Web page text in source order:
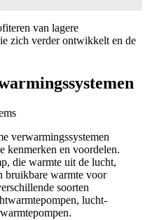
van lagere
zich verder ontwikkelt en de
verwarmingssystemen
kenmerken en voordelen.
die warmte uit de lucht,
bruikbare warmte voor
soorten
lucht-